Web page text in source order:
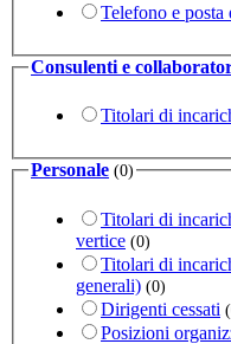
Telefono e posta
Consulenti e
Titolari di
Personale (0)
Titolari di
vertice (0)
Titolari di
generali) (0)
Dirigenti cessati
Posizioni